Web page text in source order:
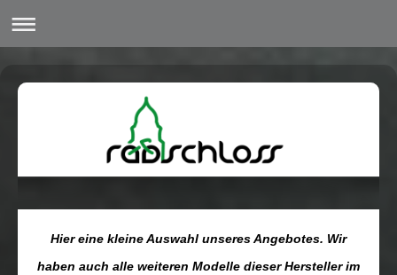
Hier eine kleine Auswahl unseres Angebotes. Wir
haben auch alle weiteren Modelle dieser Hersteller im